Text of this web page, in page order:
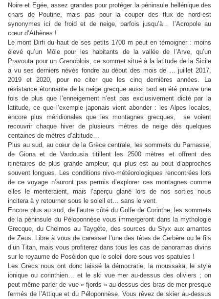
Noire et Egée, assez grandes pour protéger la péninsule hellénique des
chars de Poutine, mais pas pour la couper des flux de nord-est
synonymes ici de froid et de neige, parfois jusqu’à… l’Acropole au
cœur d’Athènes !
Le mont Dirfi du haut de ses petits 1700 m peut en témoigner : moins
élevé qu’un Môle pour les habitants de la vallée de l’Arve, qu’un
Pravouta pour un Grenoblois, ce sommet situé à la latitude de la Sicile
a vu ses derniers névés fondre au début des mois de … juillet 2017,
2019 et 2020, pour ne citer que les cinq dernières années. La
résistance étonnante de la neige grecque aussi tard en été prouve une
fois de plus que l’enneigement n’est pas exclusivement dicté par la
latitude, ce que l’exemple japonais vient abonder : les Alpes locales,
encore plus méridionales que les montagnes grecques, se voient
recouvrir chaque hiver de plusieurs mètres de neige dès quelques
centaines de mètres d’altitude…
Plus au sud, au cœur de la Grèce centrale, les sommets du Parnasse,
de Giona et de Vardousia titillent les 2500 mètres et offrent des
itinéraires de plus grande ampleur, qui plus est au bout d’approches
souvent longues. Les conditions nivo-météorologiques rencontrées lors
de ce voyage n’auront pas permis d’explorer ces montagnes comme
elles le mériteraient, mais l’aperçu glané lors de nos sorties nous
incitera à y retourner sous le soleil et… sans le vent.
Encore plus au sud, de l’autre côté du Golfe de Corinthe, les sommets
de la péninsule du Péloponnèse vous immergeront dans la mythologie
Grecque, du Chelmos au Taygète, des sources du Styx aux amantes
de Zeus. Libre à vous de caresser l’une des têtes de Cerbère ou le fils
d’un Titan, mais vous profiterez dans tous les cas de panoramas divins
sur le royaume de Poséidon que le soleil dore sous vos spatules !
Les Grecs nous ont donc laissé la démocratie, la moussaka, le style
ionique ou corinthien… et le ski vue mer au-dessus des oliviers ; on
peut même parler de vue « fjords » au-dessus des bras de mer presque
fermés de l’Attique et du Péloponnèse. Vous rêvez de skier au-dessus